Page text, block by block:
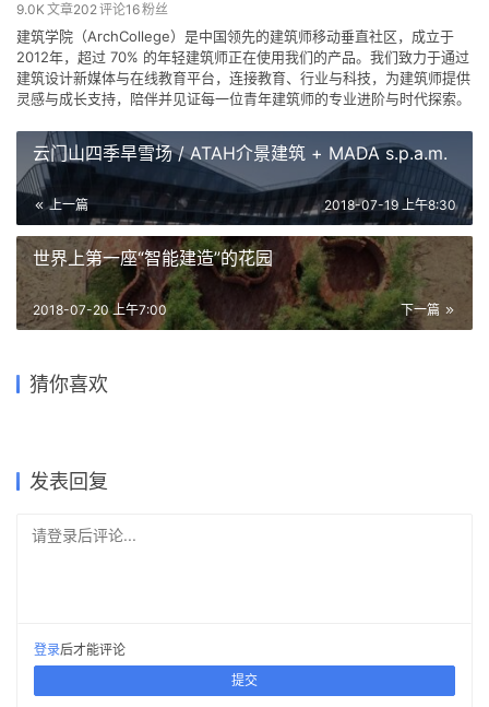
9.0K 文章202评论16粉丝
建筑学院（ArchCollege）是中国领先的建筑师移动垂直社区，成立于
2012年，超过 70% 的年轻建筑师正在使用我们的产品。我们致力于通过
建筑设计新媒体与在线教育平台，连接教育、行业与科技，为建筑师提供
灵感与成长支持，陪伴并见证每一位青年建筑师的专业进阶与时代探索。
云门山四季旱雪场 / ATAH介景建筑 + MADA s.p.a.m.
上一篇 2018-07-19 上午8:30
世界上第一座“智能建造”的花园
下一篇
2018-07-20 上午7:00
猜你喜欢
山间长屋 / 李樾祺
上海屋上三间 / 致正建筑工作
稳重内敛，透着古典之美的清
水红砖雕塑：黄石市群艺馆 /
发表回复
请登录后评论...
登录后才能评论
提交